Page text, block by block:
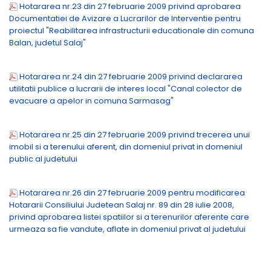
Hotararea nr.23 din 27 februarie 2009 privind aprobarea
Documentatiei de Avizare a Lucrarilor de Interventie pentru
proiectul "Reabilitarea infrastructurii educationale din comuna
Balan, judetul Salaj"
Hotararea nr.24 din 27 februarie 2009 privind declararea
utilitatii publice a lucrarii de interes local "Canal colector de
evacuare a apelor in comuna Sarmasag"
Hotararea nr.25 din 27 februarie 2009 privind trecerea unui
imobil si a terenului aferent, din domeniul privat in domeniul
public al judetului
Hotararea nr.26 din 27 februarie 2009 pentru modificarea
Hotararii Consiliului Judetean Salaj nr. 89 din 28 iulie 2008,
privind aprobarea listei spatiilor si a terenurilor aferente care
urmeaza sa fie vandute, aflate in domeniul privat al judetului